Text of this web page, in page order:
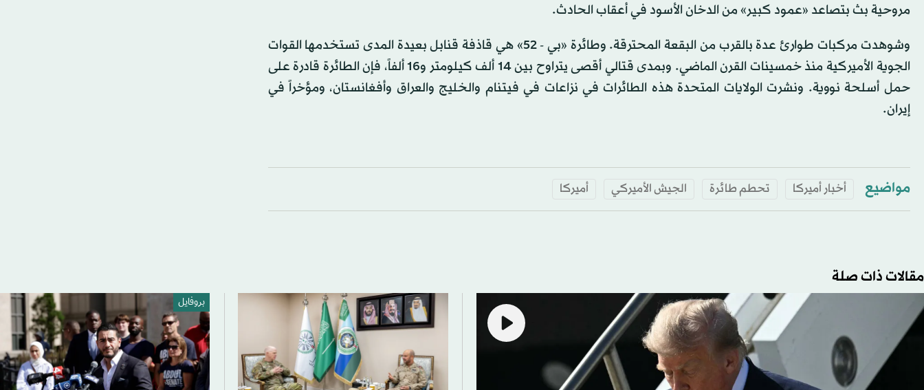
مروحية بث بتصاعد «عمود كبير» من الدخان الأسود في أعقاب الحادث.
وشوهدت مركبات طوارئ عدة بالقرب من البقعة المحترقة. وطائرة «بي - 52» هي قاذفة قنابل بعيدة المدى تستخدمها القوات
الجوية الأميركية منذ خمسينات القرن الماضي. وبمدى قتالي أقصى يتراوح بين 14 ألف كيلومتر و16 ألفاً، فإن الطائرة قادرة على
حمل أسلحة نووية. ونشرت الولايات المتحدة هذه الطائرات في نزاعات في فيتنام والخليج والعراق وأفغانستان، ومؤخراً في
إيران.
مواضيع أخبار أميركا تحطم طائرة الجيش الأميركي أميركا
مقالات ذات صلة
بروفايل